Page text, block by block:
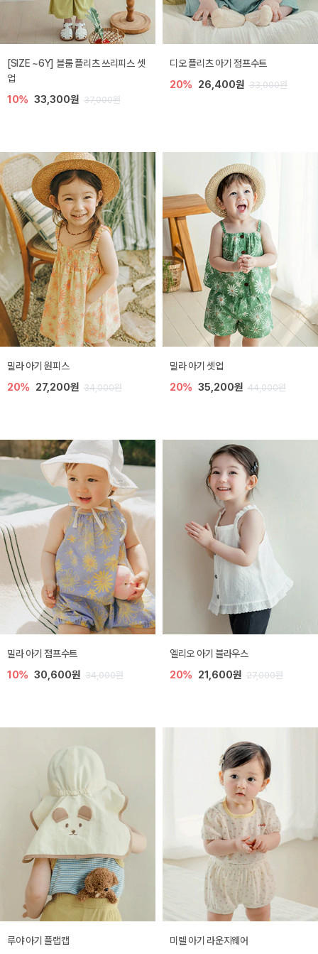
[SIZE ~6Y] 블룸 플리츠 쓰리피스 셋
업
10% 33,300원 37,000원
디오 플리츠 아기 점프수트
20% 26,400원 33,000원
밀라 아기 원피스
20% 27,200원 34,000원
밀라 아기 셋업
20% 35,200원 44,000원
밀라 아기 점프수트
10% 30,600원 34,000원
엘리오 아기 블라우스
20% 21,600원 27,000원
루야 아기 플랩캡 미렐 아기 라운지웨어